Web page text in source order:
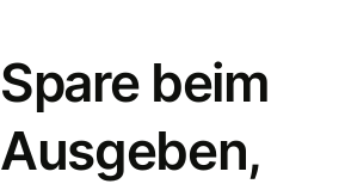
Spare beim
Ausgeben,